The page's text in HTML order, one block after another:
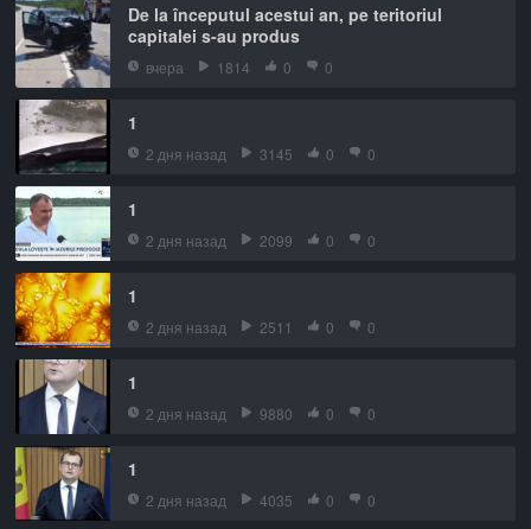
De la începutul acestui an, pe teritoriul
capitalei s-au produs
вчера 1814 0 0
1
2 дня назад 3145 0 0
1
2 дня назад 2099 0 0
1
2 дня назад 2511 0 0
1
2 дня назад 9880 0 0
1
2 дня назад 4035 0 0